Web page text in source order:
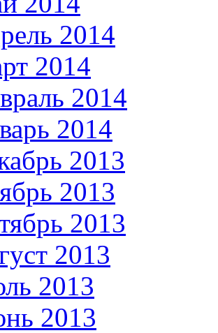
2014
2014
2014
2014
2013
2013
2013
2013
2013
2013